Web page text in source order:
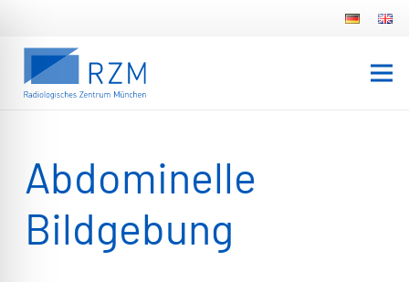
Abdominelle
Bildgebung